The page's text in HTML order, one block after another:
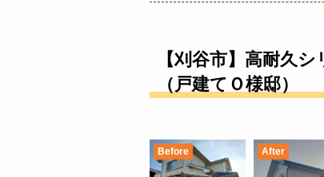
【刈谷市】高耐久
（戸建てＯ様邸）
Before After